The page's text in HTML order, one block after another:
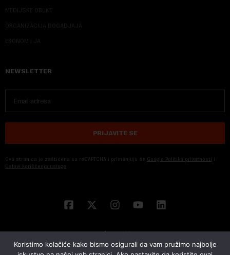
MEDIJSKE OBUKE
ORGANIZACIJA DOGADJAJA
EKONOM I JA
NEWSLETTER
PRIJAVITE SE
Ova stranica je zaštićena sa reCAPTCHA i primenjuju se Google Politika privatnosti i
Uslovi korišćenja usluge
Koristimo kolačiće kako bismo osigurali da vam pružimo najbolje